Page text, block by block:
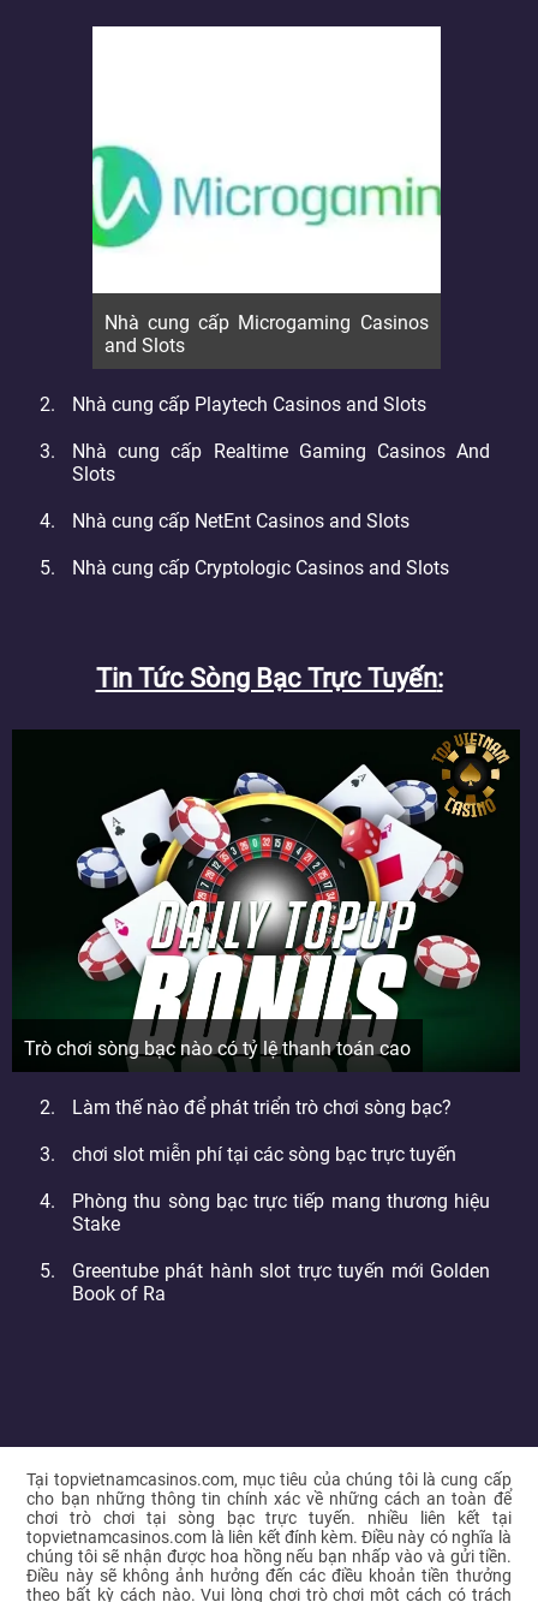
Nhà cung cấp Microgaming Casinos
and Slots
Nhà cung cấp Playtech Casinos and Slots
Nhà cung cấp Realtime Gaming Casinos And
Slots
Nhà cung cấp NetEnt Casinos and Slots
Nhà cung cấp Cryptologic Casinos and Slots
Tin Tức Sòng Bạc Trực Tuyến
Trò chơi sòng bạc nào có tỷ lệ thanh toán cao
Làm thế nào để phát triển trò chơi sòng bạc?
chơi slot miễn phí tại các sòng bạc trực tuyến
Phòng thu sòng bạc trực tiếp mang thương hiệu
Stake
Greentube phát hành slot trực tuyến mới Golden
Book of Ra
Tại topvietnamcasinos.com, mục tiêu của chúng tôi là cung cấp
cho bạn những thông tin chính xác về những cách an toàn để
chơi trò chơi tại sòng bạc trực tuyến. nhiều liên kết tại
topvietnamcasinos.com là liên kết đính kèm. Điều này có nghĩa là
chúng tôi sẽ nhận được hoa hồng nếu bạn nhấp vào và gửi tiền.
Điều này sẽ không ảnh hưởng đến các điều khoản tiền thưởng
theo bất kỳ cách nào. Vui lòng chơi trò chơi một cách có trách